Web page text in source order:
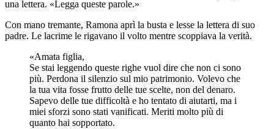
una lettera. «Legga queste parole.»
Con mano tremante, Ramona aprì la busta e lesse la lettera di suo
padre. Le lacrime le rigavano il volto mentre scoppiava la verità.
«Amata figlia,
Se stai leggendo queste righe vuol dire che non ci sono
più. Perdona il silenzio sul mio patrimonio. Volevo che
la tua vita fosse frutto delle tue scelte, non del denaro.
Sapevo delle tue difficoltà e ho tentato di aiutarti, ma i
miei sforzi sono stati vanificati. Meriti molto più di
quanto hai sopportato.